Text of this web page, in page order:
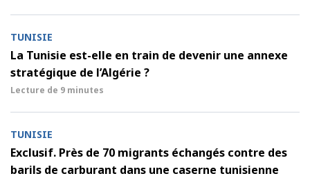
TUNISIE
La Tunisie est-elle en train de devenir une annexe
stratégique de l’Algérie ?
Lecture de 9 minutes
TUNISIE
Exclusif. Près de 70 migrants échangés contre des
barils de carburant dans une caserne tunisienne